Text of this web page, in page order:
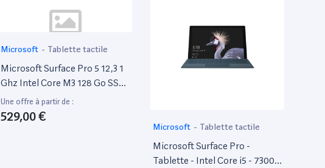
Microsoft - Tablette tactile
Microsoft Surface Pro 5 12,3 1
Ghz Intel Core M3 128 Go SSD
4 Go Ram [WiFi] Gris
Une offre à partir de :
529,00 €
Microsoft - Tablette tactile
Microsoft Surface Pro -
Tablette - Intel Core i5 - 7300U